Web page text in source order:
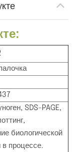
SDS-PAGE,
биологической
в процессе.